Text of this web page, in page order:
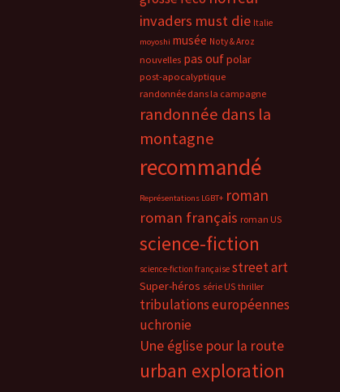
invaders must die Italie
moyoshi musée Noty & Aroz
nouvelles pas oufpolar
post-apocalyptique
randonnée dans la campagne
randonnée dans la
montagne
recommandé
Représentations LGBT+ roman
roman français roman US
science-fiction
science-fiction française street art
Super-héros série US thriller
tribulations européennes
uchronie
Une église pour la route
urban exploration